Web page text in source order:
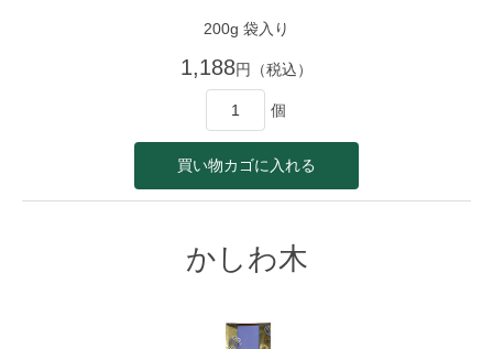
200g 袋入り
1,188円（税込）
個
かしわ木